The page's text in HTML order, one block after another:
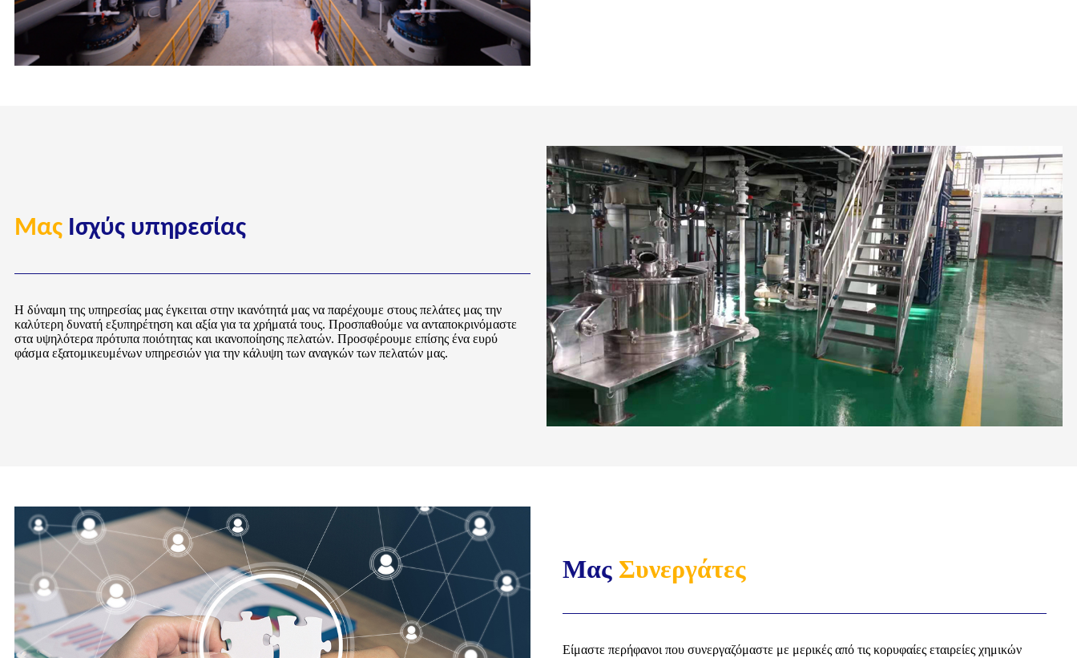
Μας Ισχύς υπηρεσίας
Η δύναμη της υπηρεσίας μας έγκειται στην ικανότητά μας να παρέχουμε στους πελάτες μας την
καλύτερη δυνατή εξυπηρέτηση και αξία για τα χρήματά τους. Προσπαθούμε να ανταποκρινόμαστε
στα υψηλότερα πρότυπα ποιότητας και ικανοποίησης πελατών. Προσφέρουμε επίσης ένα ευρύ
φάσμα εξατομικευμένων υπηρεσιών για την κάλυψη των αναγκών των πελατών μας.
Μας Συνεργάτες
Είμαστε περήφανοι που συνεργαζόμαστε με μερικές από τις κορυφαίες εταιρείες χημικών